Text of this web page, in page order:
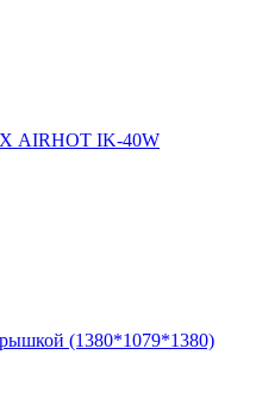
IK-40W
(1380*1079*1380)